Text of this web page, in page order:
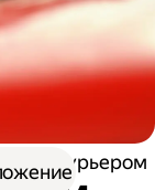
курьером